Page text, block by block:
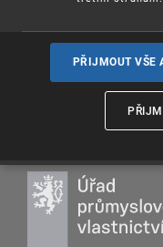
Oficiální online
PŘIJMOUT VŠE